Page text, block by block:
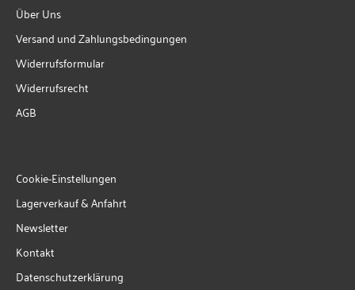
Über Uns
Versand und Zahlungsbedingungen
Widerrufsformular
Widerrufsrecht
AGB
Cookie-Einstellungen
Lagerverkauf & Anfahrt
Newsletter
Kontakt
Datenschutzerklärung